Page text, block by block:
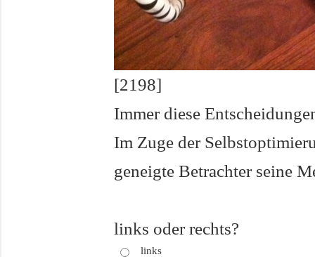
[2198]
Immer diese
Im Zuge der
geneigte Betrachter seine
links oder rechts?
links